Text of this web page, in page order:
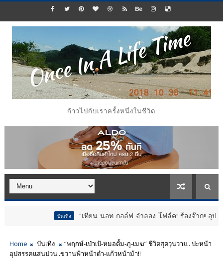
ก้าวไปกับเราครั้งหนึ่งในชีวิต
“เทียน-นอท-กอล์ฟ-จำลอง-โฟล์ค” ร้องจ๊าก!! อุปกรณ์ม่วนจอย
Home บันเทิง
“พฤกษ์-เป่าเป้-หมอตั้ม-ภู-เมฆ” ชีวิตสุดวุ่นวาย.. ปะหน้า
อุปสรรคแสนป่วน..ขวานฟ้าหน้าดำ-แก้วหน้าม้า!!